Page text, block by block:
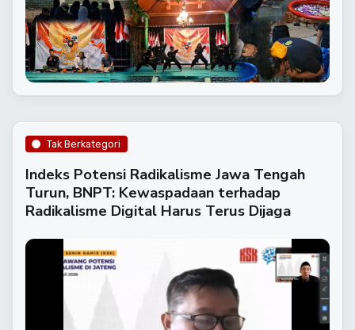
Tak Berkategori
Indeks Potensi Radikalisme Jawa Tengah
Turun, BNPT: Kewaspadaan terhadap
Radikalisme Digital Harus Terus Dijaga